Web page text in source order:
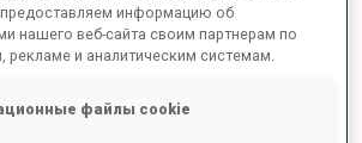
ОТ ЛИДЕРА +23.1 s/km
информацию об
нашего веб-сайта своим партнерам по
рекламе и аналитическим системам.
файлы cookie